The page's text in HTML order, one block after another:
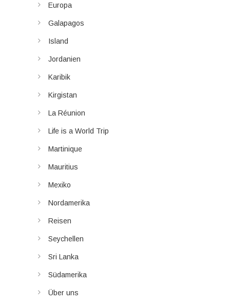
Europa
Galapagos
Island
Jordanien
Karibik
Kirgistan
La Réunion
Life is a World Trip
Martinique
Mauritius
Mexiko
Nordamerika
Reisen
Seychellen
Sri Lanka
Südamerika
Über uns